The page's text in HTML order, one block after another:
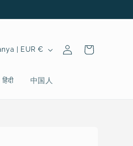
हिंदी 中国人
İspanya | EUR € Sepet